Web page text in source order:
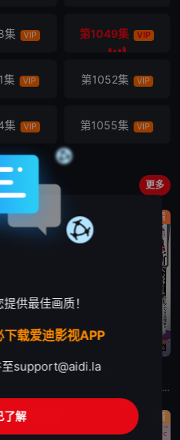
集 VIP 第1049集 VIP
集 VIP 第1052集 VIP
集 VIP 第1055集 VIP
集
集 第1061集
集 VIP
集 VIP 第1073集
更多
动画 剧情
朱音落语
永濑安奈,江口拓也,高桥李依,福山润,岛崎信长,小林千晃,阿座上洋平,山下诚一郎,盐野瑛久,寺杣昌纪,大塚明夫
剧情
供最佳画质！
载爱迪影视APP
support@aidi.la
了解